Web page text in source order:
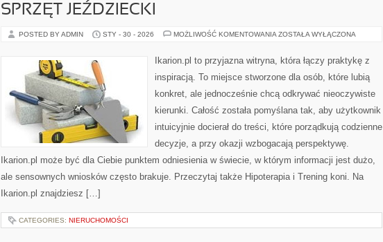
SPRZĘT JEŹDZIECKI
POSTED BY ADMIN STY - 30 - 2026 MOŻLIWOŚĆ KOMENTOWANIA SPRZĘT
ZOSTAŁA WYŁĄCZONA
Ikarion.pl to przyjazna witryna, która łączy praktykę z
inspiracją. To miejsce stworzone dla osób, które lubią
konkret, ale jednocześnie chcą odkrywać nieoczywiste
kierunki. Całość została pomyślana tak, aby użytkownik
intuicyjnie docierał do treści, które porządkują codzienne
decyzje, a przy okazji wzbogacają perspektywę.
Ikarion.pl może być dla Ciebie punktem odniesienia w świecie, w którym informacji jest dużo,
ale sensownych wniosków często brakuje. Przeczytaj także Hipoterapia i Trening koni. Na
Ikarion.pl znajdziesz […]
CATEGORIES: NIERUCHOMOŚCI